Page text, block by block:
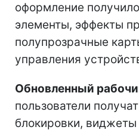
оформление
элементы, эффекты
полупрозрачные
управления
Обновленный
пользователи
блокировки,